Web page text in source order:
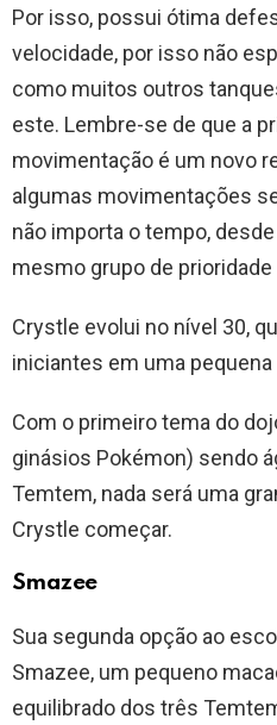
Por isso, possui ótima
velocidade, por isso não
como muitos outros
este. Lembre-se de que a
movimentação é um novo
algumas movimentações
não importa o tempo,
mesmo grupo de
Crystle evolui no nível 30,
iniciantes em uma pequena
Com o primeiro tema do
ginásios Pokémon) sendo
Temtem, nada será uma
Crystle começar.
Smazee
Sua segunda opção ao
Smazee, um pequeno
equilibrado dos três